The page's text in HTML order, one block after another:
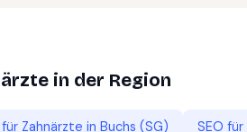
in der Region
für Zahnärzte in Buchs (SG) SEO für